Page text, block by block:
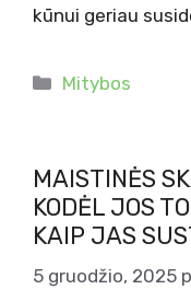
kūnui geriau
Kategorijos
Mitybos
MAISTINĖS
KODĖL JOS
KAIP JAS
5 gruodžio, 2025